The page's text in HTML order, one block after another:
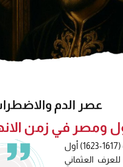
عصر الدم
ومصر في زمن
كان السلطان مصطفى بن محمد الثالث (1617-1623) أول
العثماني